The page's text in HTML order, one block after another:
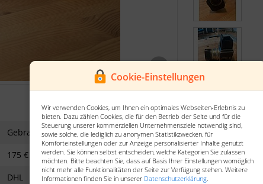
Cookie-Einstellungen
Wir verwenden Cookies, um Ihnen ein optimales Webseiten-Erlebnis zu
bieten. Dazu zählen Cookies, die für den Betrieb der Seite und für die
Steuerung unserer kommerziellen Unternehmensziele notwendig sind,
sowie solche, die lediglich zu anonymen Statistikzwecken, für
Komforteinstellungen oder zur Anzeige personalisierter Inhalte genutzt
werden. Sie können selbst entscheiden, welche Kategorien Sie zulassen
möchten. Bitte beachten Sie, dass auf Basis Ihrer Einstellungen womöglich
nicht mehr alle Funktionalitäten der Seite zur Verfügung stehen. Weitere
Informationen finden Sie in unserer Datenschutzerklärung.
Gebraucht
175 €
DHL